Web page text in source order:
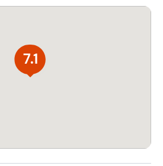
7.1